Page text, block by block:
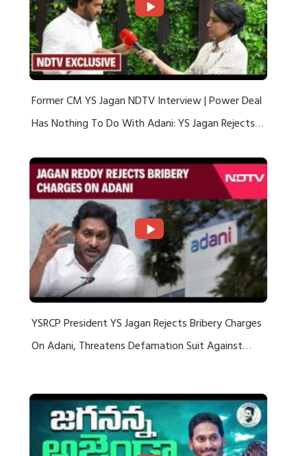
Former CM YS Jagan NDTV Interview | Power Deal
Has Nothing To Do With Adani: YS Jagan Rejects
YSRCP President YS Jagan Rejects Bribery Charges
On Adani, Threatens Defamation Suit Against